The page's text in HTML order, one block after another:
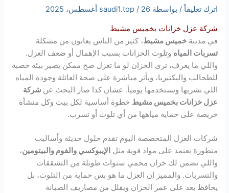
اترك تعليقاً / بواسطة saudi1.top / 26 أغسطس، 2025
شركة عزل خزانات بخميس مشيط
في مدينةخميس مشيط، كثير من الناس يعانون من مشكلة
تسربات المياه وتلوث الخزانات بسبب الإهمال أو ضعف العزل.
واللي ما يعرف، ترى الخزان لو ما تعزل صح ممكن يصير بيئة خصبة
للطحالب والبكتيريا، ويأثر مباشرة على صحة العائلة وجودة المياه
اللي نشربها ونستخدمها يومياً. عشان كذا صار البحث عن شركة
عزل خزانات بخميس مشيط خطوة أساسية لكل بيت وكل منشأة
حريصة على حماية مياهها من أي تلوث أو تسرب.
شركات العزل المتخصصة اليوم تقدم حلول حديثة وأساليب
متطورة تعتمد على مواد قوية مثل الإيبوكسي والفوم والبيتومين،
واللي تضمن لك خزان محمي سنوات طويلة من التشققات
والتسربات. والمميز إن العزل ما هو بس حماية من التلوث، بل
يحافظ بعد على عمر الخزان ويقلل من مصاريف الصيانة